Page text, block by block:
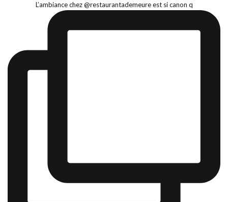
L’ambiance chez @restaurantademeure est si canon q